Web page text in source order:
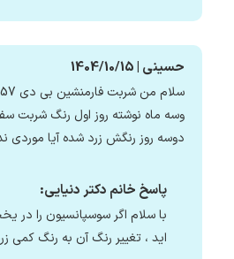
حسینی | 1404/10/15
وسه ماه نوشته روز اول رنگ شربت
دوسه روز رنگش زرد شده آیا موردی
پاسخ خانم دکتر دنیایی:
با سلام اگر سوسپانسیون را در
اید ، تغییر رنگ آن به رنگ کمی